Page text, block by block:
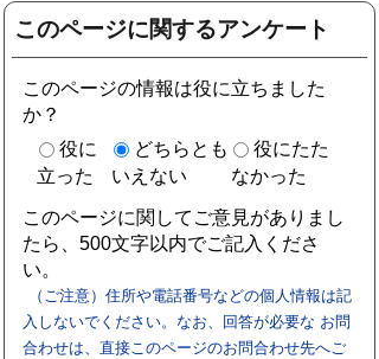
このページに関するアンケート
このページの情報は役に立ちました
か？
役に
立った
どちらとも
いえない
役にたた
なかった
このページに関してご意見がありまし
たら、500文字以内でご記入くださ
い。
（ご注意）住所や電話番号などの個人情報は記
入しないでください。なお、回答が必要な お問
合わせは、直接このページのお問合わせ先へご